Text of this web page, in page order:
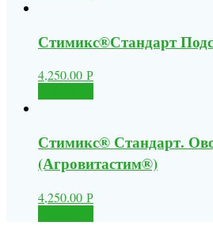
Стимикс®Стандарт
4,250.00 Р
Стимикс® Стандарт.
(Агровитастим®)
4,250.00 Р